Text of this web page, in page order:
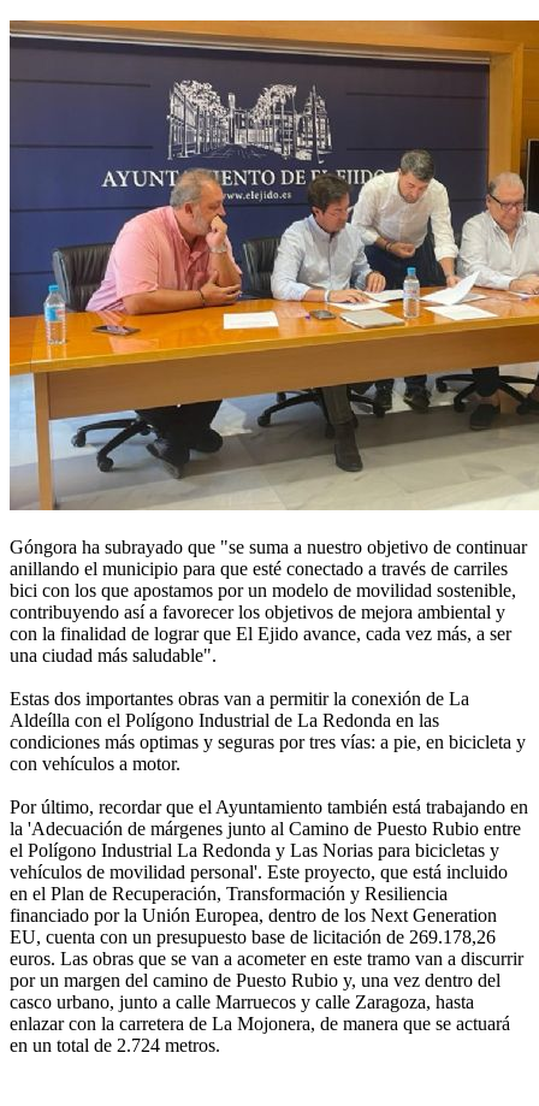
Góngora ha subrayado que "se suma a nuestro objetivo de continuar
anillando el municipio para que esté conectado a través de carriles
bici con los que apostamos por un modelo de movilidad sostenible,
contribuyendo así a favorecer los objetivos de mejora ambiental y
con la finalidad de lograr que El Ejido avance, cada vez más, a ser
una ciudad más saludable".
Estas dos importantes obras van a permitir la conexión de La
Aldeílla con el Polígono Industrial de La Redonda en las
condiciones más optimas y seguras por tres vías: a pie, en bicicleta y
con vehículos a motor.
Por último, recordar que el Ayuntamiento también está trabajando en
la 'Adecuación de márgenes junto al Camino de Puesto Rubio entre
el Polígono Industrial La Redonda y Las Norias para bicicletas y
vehículos de movilidad personal'. Este proyecto, que está incluido
en el Plan de Recuperación, Transformación y Resiliencia
financiado por la Unión Europea, dentro de los Next Generation
EU, cuenta con un presupuesto base de licitación de 269.178,26
euros. Las obras que se van a acometer en este tramo van a discurrir
por un margen del camino de Puesto Rubio y, una vez dentro del
casco urbano, junto a calle Marruecos y calle Zaragoza, hasta
enlazar con la carretera de La Mojonera, de manera que se actuará
en un total de 2.724 metros.